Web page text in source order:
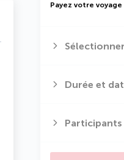
Payez votre voyage
Durée et
Participants